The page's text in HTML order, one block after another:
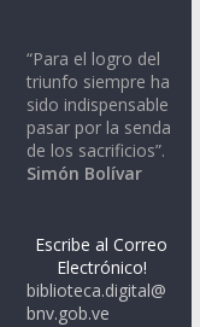
“Para el logro del
triunfo siempre ha
sido indispensable
pasar por la senda
de los sacrificios”.
Simón Bolívar
Escribe al Correo
Electrónico!
biblioteca.digital@
bnv.gob.ve